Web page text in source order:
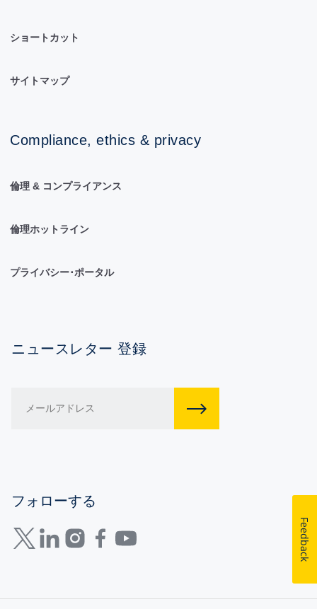
ショートカット
サイトマップ
Compliance, ethics & privacy
倫理 & コンプライアンス
倫理ホットライン
プライバシー･ポータル
ニュースレター 登録
フォローする
Feedback